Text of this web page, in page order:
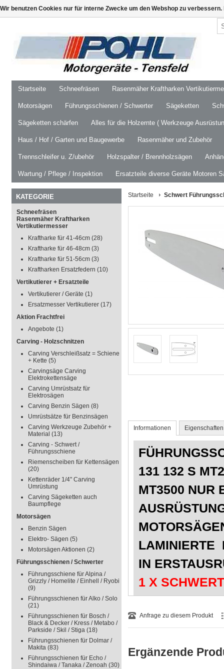
Startseite Schneefräsen Rasenmäher Kraftharken
Motorsägen Führungsschienen / Schwerter Sägeketten
Sägeketten schärfen Alles für die Holzernte ( Werkzeuge
Haus / Hof / Garten und Baugewerbe Rasenmäher und Zubehör
Trennschleifer u. Z/ubehör Holzspalter / Brennholzsägen
Wartung / Pflege / Inspektion Ersatzteile diverse Geräte Motoren
KATEGORIE
Schneefräsen
Rasenmäher Kraftharken
Vertikutiermesser
Kraftharke für 41-46cm (28)
Kraftharke für 46-48cm (3)
Kraftharke für 51-56cm (3)
Kraftharken Ersatzfedern (10)
Vertikutierer + Ersatzteile
Vertikutierer / Geräte (1)
Ersatzmesser Vertikutierer (17)
Aktion Frachtfrei
Angebote (1)
Carving - Holzschnitzen
Carving Verschleißsatz = Schiene
+ Kette (5)
Carvingsäge Carving
Elektrokettensäge
Carving Umrüstsatz für
Elektrosägen
Carving Benzin Sägen (8)
Umrüstsätze für Benzinsägen
Carving Werkzeuge Zubehör +
Material (13)
Carving - Schwert /
Führungsschiene
Riemenscheiben für Kettensägen
(20)
Kettenräder 1/4" Carving
Umrüstung
Carving Sägeketten auch
Baumpflege
Motorsägen
Benzin Sägen
Elektro- Sägen (5)
Motorsägen Aktionen (2)
Führungsschienen / Schwerter
Führungsschiene für Alpina /
Grizzly / Homelite / Einhell / Ryobi
(9)
Führungsschienen für Alko / Solo
(21)
Führungsschienen für Bosch /
Black & Decker / Kress / Metabo /
Parkside / Skil / Stiga (18)
Führungsschienen für Dolmar /
Makita (83)
Führungsschienen für Echo /
Shindaiwa / Tanaka / Zenoah (30)
Startseite Schwert
Informationen Eigenschaften
131 132 S
MT3500 NUR
LAMINIERTE
IN
1 X
3/8" HOBBY
1,3 MM
FÜR40
Anfrage zu diesem Produkt
Ergänzende
Wir benutzen Cookies nur für interne Zwecke um den Webshop zu